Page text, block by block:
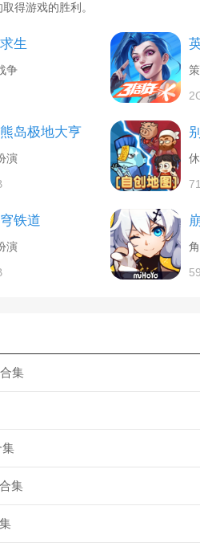
得游戏的胜利。
生
争
岛极地大亨
演
铁道
演
集
集
集